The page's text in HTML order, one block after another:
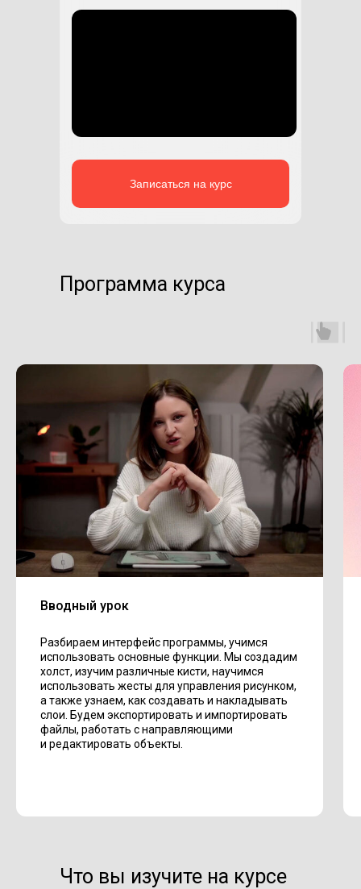
Записаться на курс
Программа курса
Вводный урок
Разбираем интерфейс программы, учимся
использовать основные функции. Мы создадим
холст, изучим различные кисти, научимся
использовать жесты для управления рисунком,
а также узнаем, как создавать и накладывать
слои. Будем экспортировать и импортировать
файлы, работать с направляющими
и редактировать объекты.
Что вы изучите на курсе